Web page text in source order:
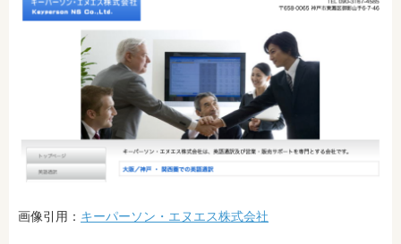
画像引用： キーパーソン・エヌエス株式会社